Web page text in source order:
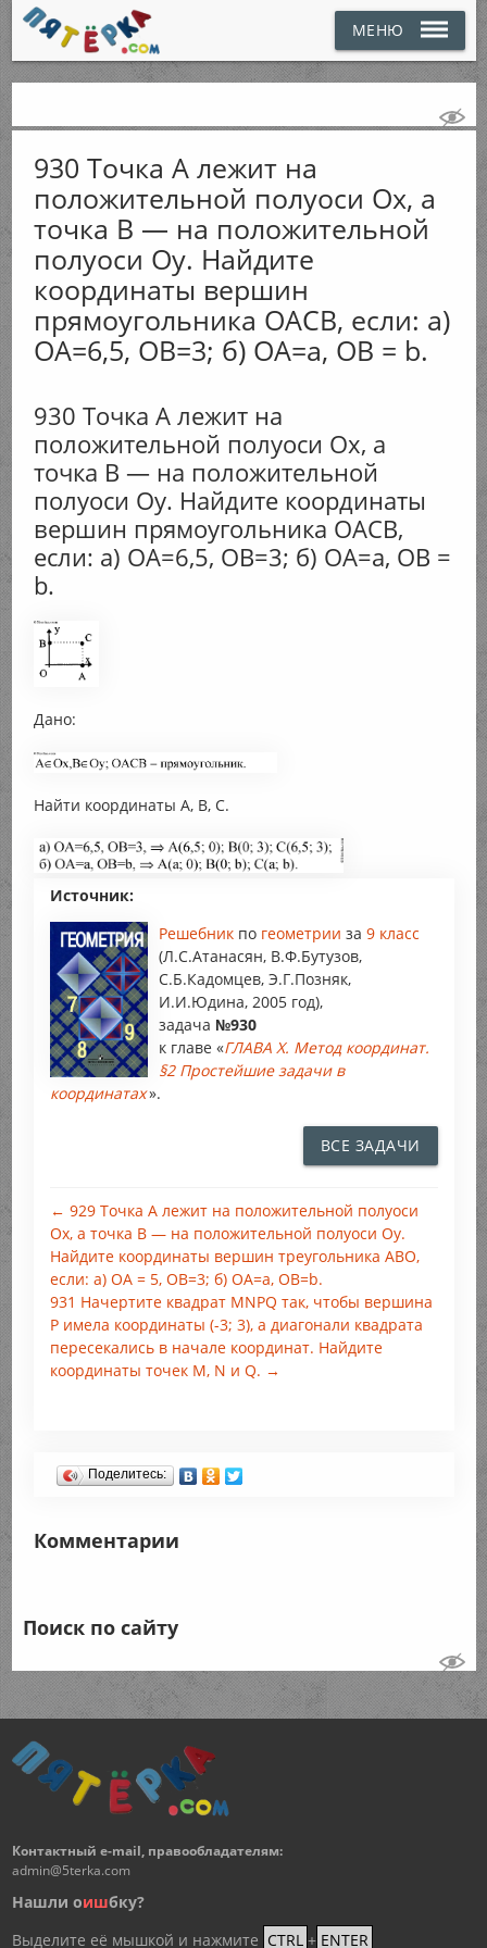
МЕНЮ
930 Точка А лежит на
положительной полуоси Ох, а
точка B — на положительной
полуоси Оу. Найдите
координаты вершин
прямоугольника ОАСB, если: а)
ОА=6,5, OB=3; б) ОА=а, OB = b.
930 Точка А лежит на
положительной полуоси Ох, а
точка B — на положительной
полуоси Оу. Найдите координаты
вершин прямоугольника ОАСB,
если: а) ОА=6,5, OB=3; б) ОА=а, OB =
b.
Дано:
Найти координаты А, В, С.
Источник:
Решебник по геометрии за 9 класс
(Л.С.Атанасян, В.Ф.Бутузов,
С.Б.Кадомцев, Э.Г.Позняк,
И.И.Юдина, 2005 год),
задача №930
к главе «ГЛАВА X. Метод координат.
§2 Простейшие задачи в
координатах».
ВСЕ ЗАДАЧИ
← 929 Точка А лежит на положительной полуоси
Ох, а точка B — на положительной полуоси Оу.
Найдите координаты вершин треугольника АВО,
если: а) ОА = 5, OB=3; б) ОА=а, ОВ=b.
931 Начертите квадрат MNPQ так, чтобы вершина
Р имела координаты (-3; 3), а диагонали квадрата
пересекались в начале координат. Найдите
координаты точек М, N и Q. →
Поделитесь:
Комментарии
Поиск по сайту
Контактный e-mail, правообладателям:
admin@5terka.com
Нашли оишбку?
Выделите её мышкой и нажмите CTRL + ENTER